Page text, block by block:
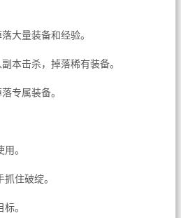
大量装备和经验。
本击杀，掉落稀有装备。
专属装备。
。
住破绽。
。